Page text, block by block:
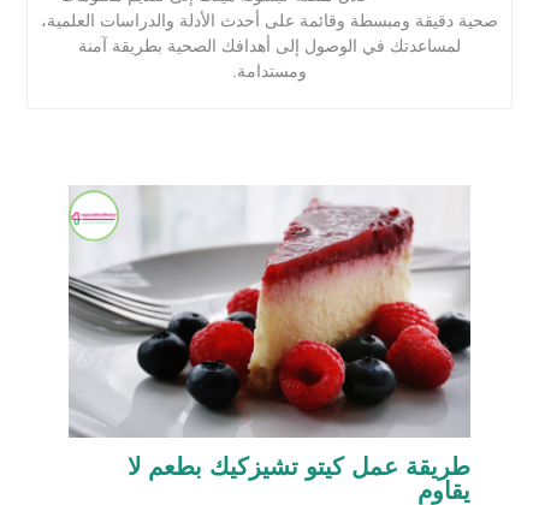
صحية دقيقة ومبسطة وقائمة على أحدث الأدلة والدراسات العلمية،
لمساعدتك في الوصول إلى أهدافك الصحية بطريقة آمنة
ومستدامة.
طريقة عمل كيتو تشيزكيك بطعم لا
يقاوم